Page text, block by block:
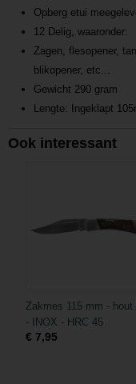
Opberg etui
12 Delig, waaronder:
Zagen, flesopener,
blikopener, etc...
Gewicht 290 gram
Lengte: Ingeklapt
Ook interessant
Zakmes 115 mm - hout
- INOX - HRC 45
€ 7,95